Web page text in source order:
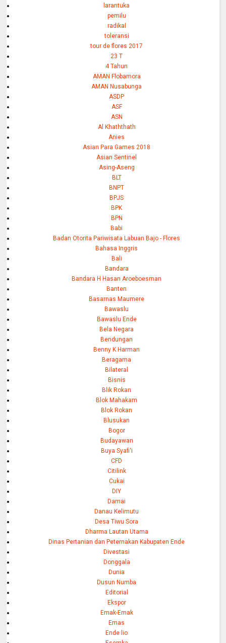
larantuka
pemilu
radikal
toleransi
tour de flores 2017
23 T
4 Tahun
AMAN Flobamora
AMAN Nusabunga
ASDP
ASF
ASN
Al Khaththath
Anies
Asian Para Games 2018
Asian Sentinel
Asing-Aseng
BLT
BNPT
BPJS
BPK
BPN
Babi
Badan Otorita Pariwisata Labuan Bajo - Flores
Bahasa Inggris
Bali
Bandara
Bandara H Hasan Aroeboesman
Banten
Basarnas Maumere
Bawaslu
Bawaslu Ende
Bela Negara
Bendungan
Benny K Harman
Beragama
Bilateral
Bisnis
Blik Rokan
Blok Mahakam
Blok Rokan
Blusukan
Bogor
Budayawan
Buya Syafi'i
CFD
Citilink
Cukai
DIY
Damai
Danau Kelimutu
Desa Tiwu Sora
Dharma Lautan Utama
Dinas Pertanian dan Peternakan Kabupaten Ende
Divestasi
Donggala
Dunia
Dusun Numba
Editorial
Ekspor
Emak-Emak
Emas
Ende lio